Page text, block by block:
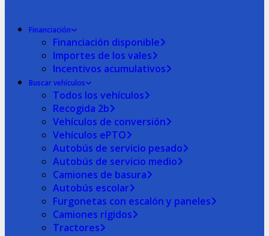
Financiación
Financiación disponible
Importes de los vales
Incentivos acumulativos
Buscar vehículos
Todos los vehículos
Recogida 2b
Vehículos de conversión
Vehículos ePTO
Autobús de servicio pesado
Autobús de servicio medio
Camiones de basura
Autobús escolar
Furgonetas con escalón y paneles
Camiones rígidos
Tractores